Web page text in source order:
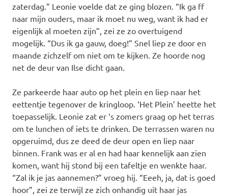
zaterdag.” Leonie voelde dat ze ging blozen. “Ik ga ff
naar mijn ouders, maar ik moet nu weg, want ik had er
eigenlijk al moeten zijn”, zei ze zo overtuigend
mogelijk. “Dus ik ga gauw, doeg!” Snel liep ze door en
maande zichzelf om niet om te kijken. Ze hoorde nog
net de deur van Ilse dicht gaan.
Ze parkeerde haar auto op het plein en liep naar het
eettentje tegenover de kringloop. ‘Het Plein’ heette het
toepasselijk. Leonie zat er ‘s zomers graag op het terras
om te lunchen of iets te drinken. De terrassen waren nu
opgeruimd, dus ze deed de deur open en liep naar
binnen. Frank was er al en had haar kennelijk aan zien
komen, want hij stond bij een tafeltje en wenkte haar.
“Zal ik je jas aannemen?” vroeg hij. “Eeeh, ja, dat is goed
hoor”, zei ze terwijl ze zich onhandig uit haar jas